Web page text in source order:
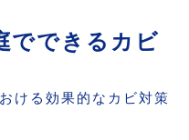
でできるカビ
ける効果的なカビ対策